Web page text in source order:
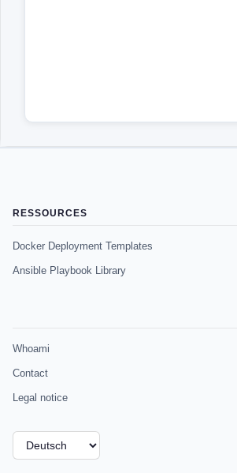
RESSOURCES
Docker Deployment Templates
Ansible Playbook Library
Whoami
Contact
Legal notice
Sprache
auswählen